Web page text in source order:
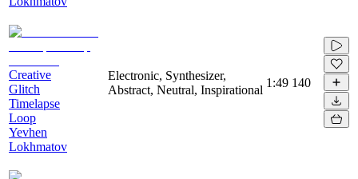
Creative
Glitch
Timelapse
Loop
Yevhen
Lokhmatov
Electronic, Synthesizer,
Abstract, Neutral, Inspirational
1:49 140